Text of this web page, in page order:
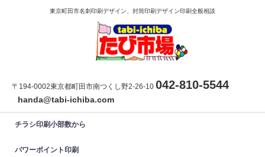
東京町田市名刺印刷デザイン、封筒印刷デザイン印刷全般相談
〒194-0002東京都町田市南つくし野2-26-10 042-810-5544
handa@tabi-ichiba.com
チラシ印刷小部数から
パワーポイント印刷